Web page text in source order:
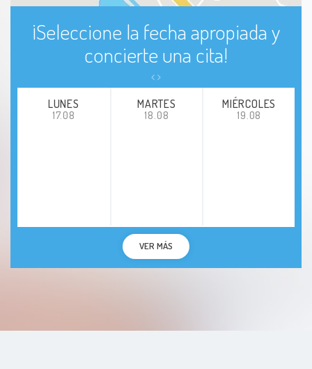
¡Seleccione la fecha apropiada y
concierte una cita!
LUNES
17.08
MARTES
18.08
MIÉRCOLES
19.08
VER MÁS